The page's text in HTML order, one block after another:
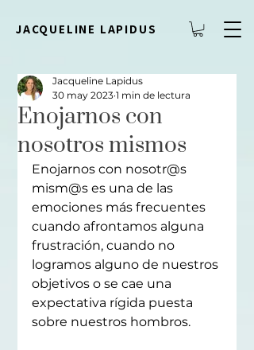
JACQUELINE LAPIDUS
Enojarnos con
nosotros mismos
Jacqueline Lapidus
30 may 2023 1 min de lectura
Enojarnos con nosotr@s
mism@s es una de las
emociones más frecuentes
cuando afrontamos alguna
frustración, cuando no
logramos alguno de nuestros
objetivos o se cae una
expectativa rígida puesta
sobre nuestros hombros.